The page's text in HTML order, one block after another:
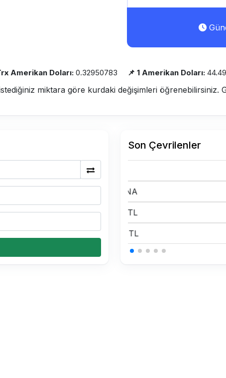
Amerikan Doları: 0.32950783 📌 1 Amerikan Doları:
miktara göre kurdaki değişimleri öğrenebilirsiniz.
Son Çevrilenler